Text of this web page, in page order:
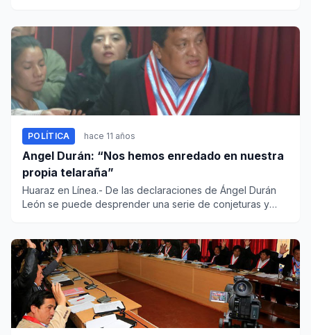
POLÍTICA hace 11 años
Angel Durán: “Nos hemos enredado en nuestra
propia telaraña”
Huaraz en Línea.- De las declaraciones de Ángel Durán
León se puede desprender una serie de conjeturas y